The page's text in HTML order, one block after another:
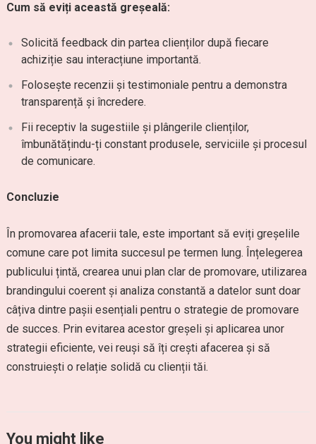
Cum să eviți această greșeală:
Solicită feedback din partea clienților după fiecare
achiziție sau interacțiune importantă.
Folosește recenzii și testimoniale pentru a demonstra
transparență și încredere.
Fii receptiv la sugestiile și plângerile clienților,
îmbunătățindu-ți constant produsele, serviciile și procesul
de comunicare.
Concluzie
În promovarea afacerii tale, este important să eviți greșelile
comune care pot limita succesul pe termen lung. Înțelegerea
publicului țintă, crearea unui plan clar de promovare, utilizarea
brandingului coerent și analiza constantă a datelor sunt doar
câțiva dintre pașii esențiali pentru o strategie de promovare
de succes. Prin evitarea acestor greșeli și aplicarea unor
strategii eficiente, vei reuși să îți crești afacerea și să
construiești o relație solidă cu clienții tăi.
You might like